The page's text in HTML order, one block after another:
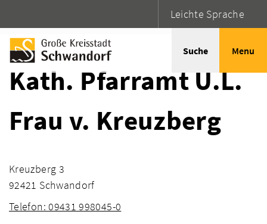
Leichte Sprache
Suche Menu
Kath. Pfarramt U.L.
Frau v. Kreuzberg
Kreuzberg 3
92421 Schwandorf
Telefon: 09431 998045-0